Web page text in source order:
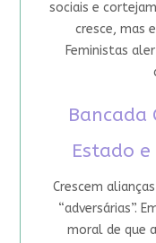
sociais e
cresce, mas
Feministas
Bancada
Estado
Crescem
“adversárias”.
moral de que